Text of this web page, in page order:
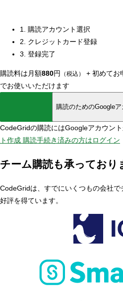
1. 購読アカウント選択
2. クレジットカード登録
3. 登録完了
購読料は月額880円 （税込） + 初めてお
でお使いいただけます
購読のためのGoogle
CodeGridの購読にはGoogleアカウント
ト作成 購読手続き済みの方はログイン
チーム購読も承っており
CodeGridは、すでにいくつもの会社で
好評を得ています。